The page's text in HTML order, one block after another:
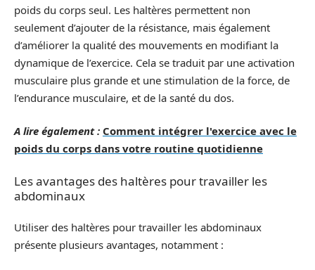
poids du corps seul. Les haltères permettent non
seulement d’ajouter de la résistance, mais également
d’améliorer la qualité des mouvements en modifiant la
dynamique de l’exercice. Cela se traduit par une activation
musculaire plus grande et une stimulation de la force, de
l’endurance musculaire, et de la santé du dos.
A lire également : Comment intégrer l'exercice avec le
poids du corps dans votre routine quotidienne
Les avantages des haltères pour travailler les
abdominaux
Utiliser des haltères pour travailler les abdominaux
présente plusieurs avantages, notamment :